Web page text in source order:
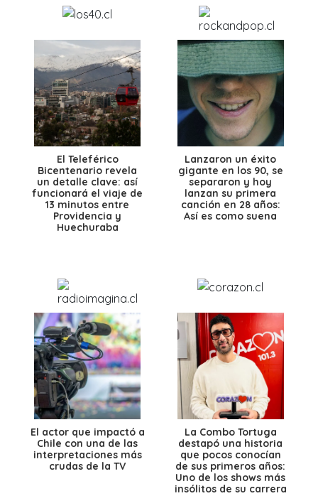
El Teleférico
Bicentenario revela
un detalle clave: así
funcionará el viaje de
13 minutos entre
Providencia y
Huechuraba
Lanzaron un éxito
gigante en los 90, se
separaron y hoy
lanzan su primera
canción en 28 años:
Así es como suena
El actor que impactó a
Chile con una de las
interpretaciones más
crudas de la TV
La Combo Tortuga
destapó una historia
que pocos conocían
de sus primeros años:
Uno de los shows más
insólitos de su carrera